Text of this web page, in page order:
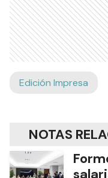
Edición Impresa
NOTAS